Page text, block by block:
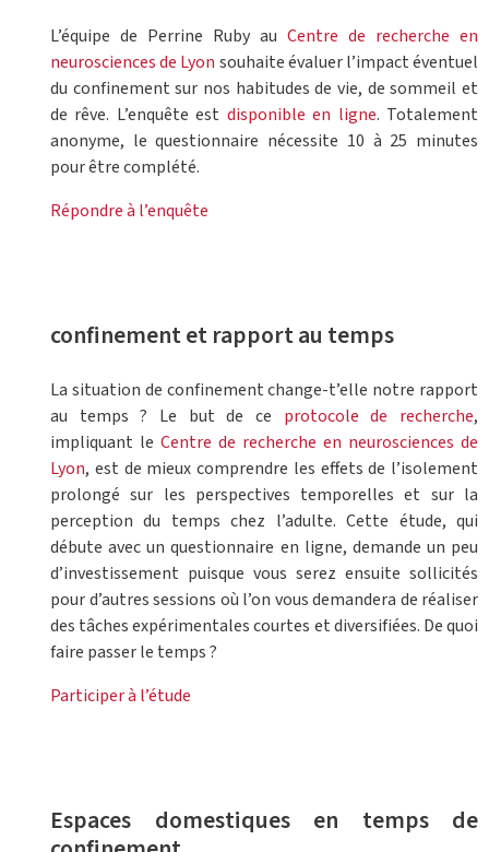
L’équipe de Perrine Ruby au Centre de recherche en
neurosciences de Lyon souhaite évaluer l’impact éventuel
du confinement sur nos habitudes de vie, de sommeil et
de rêve. L’enquête est disponible en ligne. Totalement
anonyme, le questionnaire nécessite 10 à 25 minutes
pour être complété.
Répondre à l’enquête
confinement et rapport au temps
La situation de confinement change-t’elle notre rapport
au temps ? Le but de ce protocole de recherche,
impliquant le Centre de recherche en neurosciences de
Lyon, est de mieux comprendre les effets de l’isolement
prolongé sur les perspectives temporelles et sur la
perception du temps chez l’adulte. Cette étude, qui
débute avec un questionnaire en ligne, demande un peu
d’investissement puisque vous serez ensuite sollicités
pour d’autres sessions où l’on vous demandera de réaliser
des tâches expérimentales courtes et diversifiées. De quoi
faire passer le temps ?
Participer à l’étude
Espaces domestiques en temps de